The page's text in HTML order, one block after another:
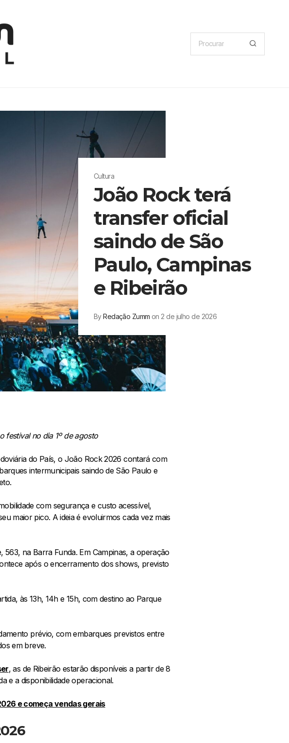
Cultura
João Rock terá
transfer oficial
saindo de São
Paulo, Campinas
e Ribeirão
ByRedação Zumm on 2 de julho de 2026
festival no dia 1º de agosto
do País, o João Rock 2026 contará com
intermunicipais saindo de São Paulo e
com segurança e custo acessível,
maior pico. A ideia é evoluirmos cada vez mais
na Barra Funda. Em Campinas, a operação
após o encerramento dos shows, previsto
às 13h, 14h e 15h, com destino ao Parque
prévio, com embarques previstos entre
em breve.
, as de Ribeirão estarão disponíveis a partir de 8
e a disponibilidade operacional.
e começa vendas gerais